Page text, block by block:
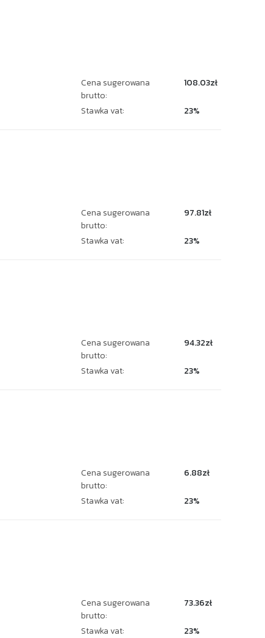
Cena sugerowana
brutto:
108.03zł
Stawka vat: 23%
Cena sugerowana
brutto:
97.81zł
Stawka vat: 23%
Cena sugerowana
brutto:
94.32zł
Stawka vat: 23%
Cena sugerowana
brutto:
6.88zł
Stawka vat: 23%
Cena sugerowana
brutto:
73.36zł
Stawka vat: 23%